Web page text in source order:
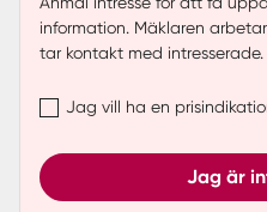
information. Mäklaren
tar kontakt med intresserade.
Jag vill ha en
Jag är